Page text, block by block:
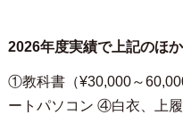
2026年度実績で上記のほ
①教科書（¥30,000～
ートパソコン ④白衣、上